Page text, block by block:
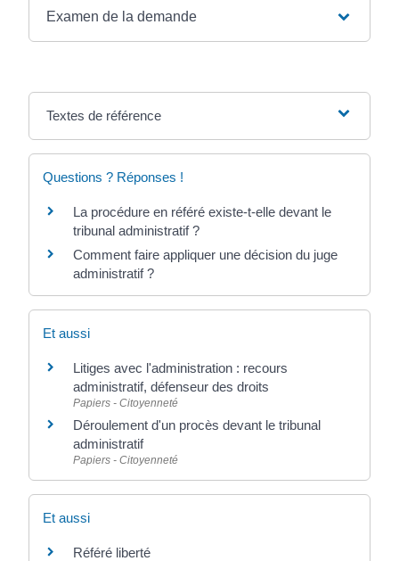
Examen de la demande
Textes de référence
Questions ? Réponses !
La procédure en référé existe-t-elle devant le
tribunal administratif ?
Comment faire appliquer une décision du juge
administratif ?
Et aussi
Litiges avec l'administration : recours
administratif, défenseur des droits
Papiers - Citoyenneté
Déroulement d'un procès devant le tribunal
administratif
Papiers - Citoyenneté
Et aussi
Référé liberté